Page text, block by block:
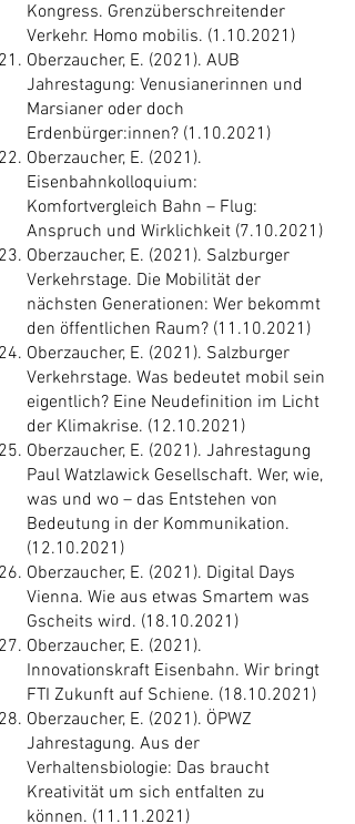
Kongress. Grenzüberschreitender
Verkehr. Homo mobilis. (1.10.2021)
Oberzaucher, E. (2021). AUB
Jahrestagung: Venusianerinnen und
Marsianer oder doch
Erdenbürger:innen? (1.10.2021)
Oberzaucher, E. (2021).
Eisenbahnkolloquium:
Komfortvergleich Bahn – Flug:
Anspruch und Wirklichkeit (7.10.2021)
Oberzaucher, E. (2021). Salzburger
Verkehrstage. Die Mobilität der
nächsten Generationen: Wer bekommt
den öffentlichen Raum? (11.10.2021)
Oberzaucher, E. (2021). Salzburger
Verkehrstage. Was bedeutet mobil sein
eigentlich? Eine Neudefinition im Licht
der Klimakrise. (12.10.2021)
Oberzaucher, E. (2021). Jahrestagung
Paul Watzlawick Gesellschaft. Wer, wie,
was und wo – das Entstehen von
Bedeutung in der Kommunikation.
(12.10.2021)
Oberzaucher, E. (2021). Digital Days
Vienna. Wie aus etwas Smartem was
Gscheits wird. (18.10.2021)
Oberzaucher, E. (2021).
Innovationskraft Eisenbahn. Wir bringt
FTI Zukunft auf Schiene. (18.10.2021)
Oberzaucher, E. (2021). ÖPWZ
Jahrestagung. Aus der
Verhaltensbiologie: Das braucht
Kreativität um sich entfalten zu
können. (11.11.2021)